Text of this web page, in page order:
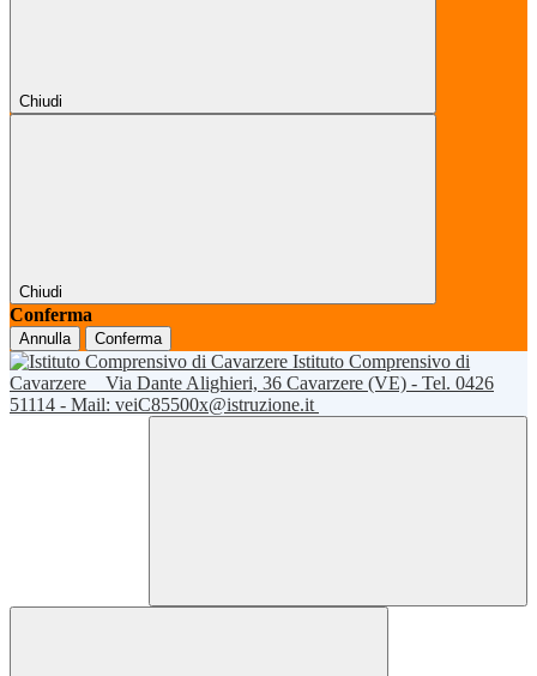
Chiudi
Chiudi
Conferma
Annulla Conferma
Istituto Comprensivo di
Cavarzere
Via Dante Alighieri, 36 Cavarzere (VE) - Tel. 0426
51114 - Mail: veiC85500x@istruzione.it